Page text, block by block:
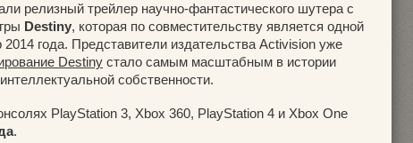
релизный трейлер научно-фантастического шутера с
Destiny, которая по совместительству является одной
года. Представители издательства Activision уже
Destiny стало самым масштабным в истории
собственности.
PlayStation 3, Xbox 360, PlayStation 4 и Xbox One
.